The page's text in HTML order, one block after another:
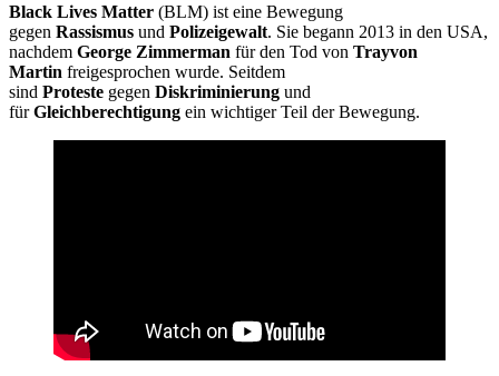
Black Lives Matter (BLM) ist eine Bewegung
gegen Rassismus und Polizeigewalt. Sie begann 2013 in den USA,
nachdem George Zimmerman für den Tod von Trayvon
Martin freigesprochen wurde. Seitdem
sind Proteste gegen Diskriminierung und
fürGleichberechtigung ein wichtiger Teil der Bewegung.